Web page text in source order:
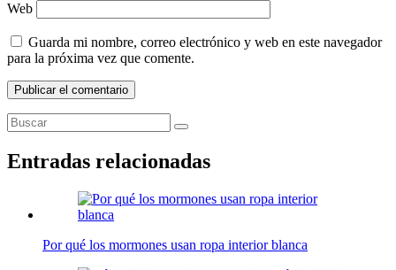
Web
Guarda mi nombre, correo electrónico y web en este navegador
para la próxima vez que comente.
Entradas relacionadas
Por qué los mormones usan ropa interior blanca